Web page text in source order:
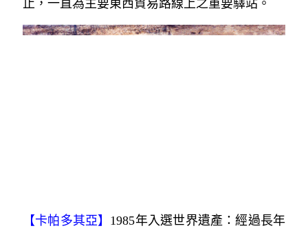
止，一直為主要東西貿易路線上之重要驛站。
【卡帕多其亞】 1985年入選世界遺產：經過長年